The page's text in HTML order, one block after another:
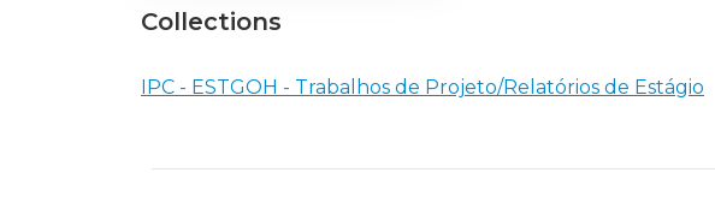
Collections
IPC - ESTGOH - Trabalhos de Projeto/Relatórios de Estágio